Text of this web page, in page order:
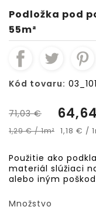
Podložka pod
55m²
Kód tovaru:
71,03 €
1,29 € / 1m² 1,18 € /
Použitie ako
materiál slúžiaci
alebo iným
Množstvo